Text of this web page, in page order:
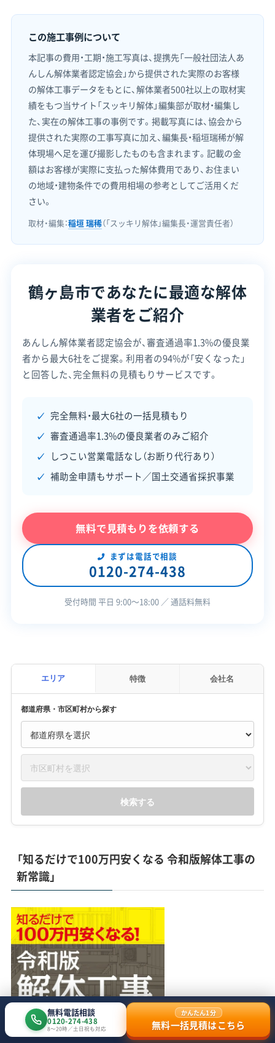
この施工事例について
本記事の費用・工期・施工写真は、提携先「一般社団法人あ
んしん解体業者認定協会」から提供された実際のお客様
の解体工事データをもとに、解体業者500社以上の取材実
績をもつ当サイト「スッキリ解体」編集部が取材・編集し
た、実在の解体工事の事例です。掲載写真には、協会から
提供された実際の工事写真に加え、編集長・稲垣瑞稀が解
体現場へ足を運び撮影したものも含まれます。記載の金
額はお客様が実際に支払った解体費用であり、お住まい
の地域・建物条件での費用相場の参考としてご活用くだ
さい。
取材・編集：稲垣 瑞稀（「スッキリ解体」編集長・運営責任者）
鶴ヶ島市であなたに最適な解体
業者をご紹介
あんしん解体業者認定協会が、審査通過率1.3%の優良業
者から最大6社をご提案。 利用者の94%が「安くなった」
と回答した、完全無料の見積もりサービスです。
完全無料・最大6社の一括見積もり
審査通過率1.3%の優良業者のみご紹介
しつこい営業電話なし（お断り代行あり）
補助金申請もサポート／国土交通省採択事業
無料で見積もりを依頼する
まずは電話で相談
0120-274-438
受付時間 平日 9:00〜18:00 ／ 通話料無料
エリア 特徴 会社名
都道府県・市区町村から探す
検索する
「知るだけで100万円安くなる 令和版解体工事の
新常識」
無料電話相談
0120-274-438
8〜20時／土日祝も対応
かんたん1分
無料一括見積はこちら